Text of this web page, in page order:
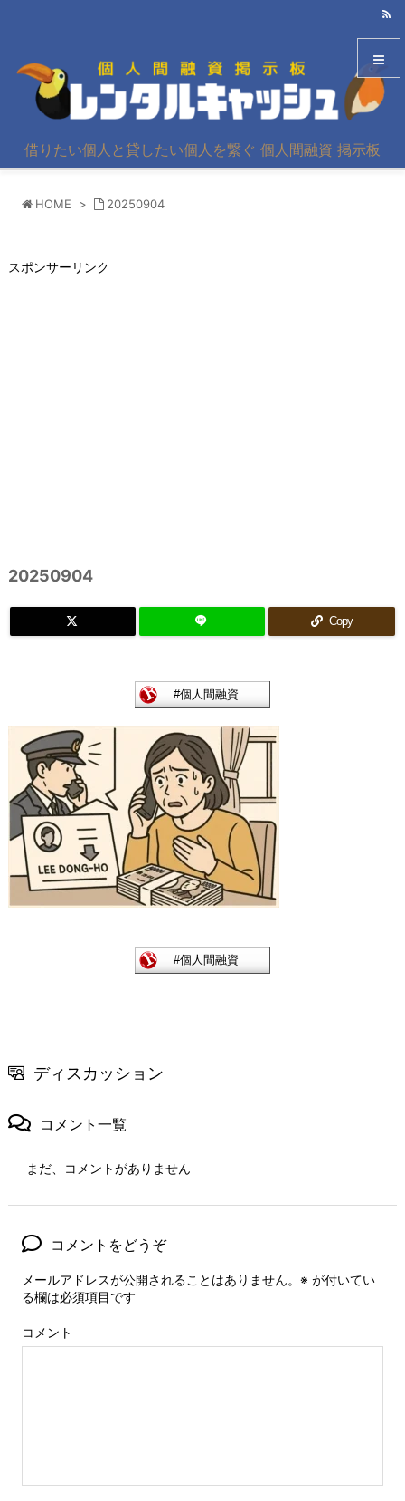
借りたい個人と貸したい個人を繋ぐ 個人間融資 掲示板
HOME > 20250904
スポンサーリンク
20250904
Copy
ディスカッション
コメント一覧
まだ、コメントがありません
コメントをどうぞ
メールアドレスが公開されることはありません。 ※ が付いてい
る欄は必須項目です
コメント